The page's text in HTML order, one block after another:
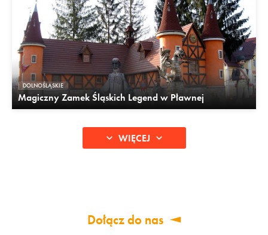
DOLNOŚLĄSKIE
Magiczny Zamek Śląskich Legend w Pławnej
WIĘCEJ
Dołącz do nas